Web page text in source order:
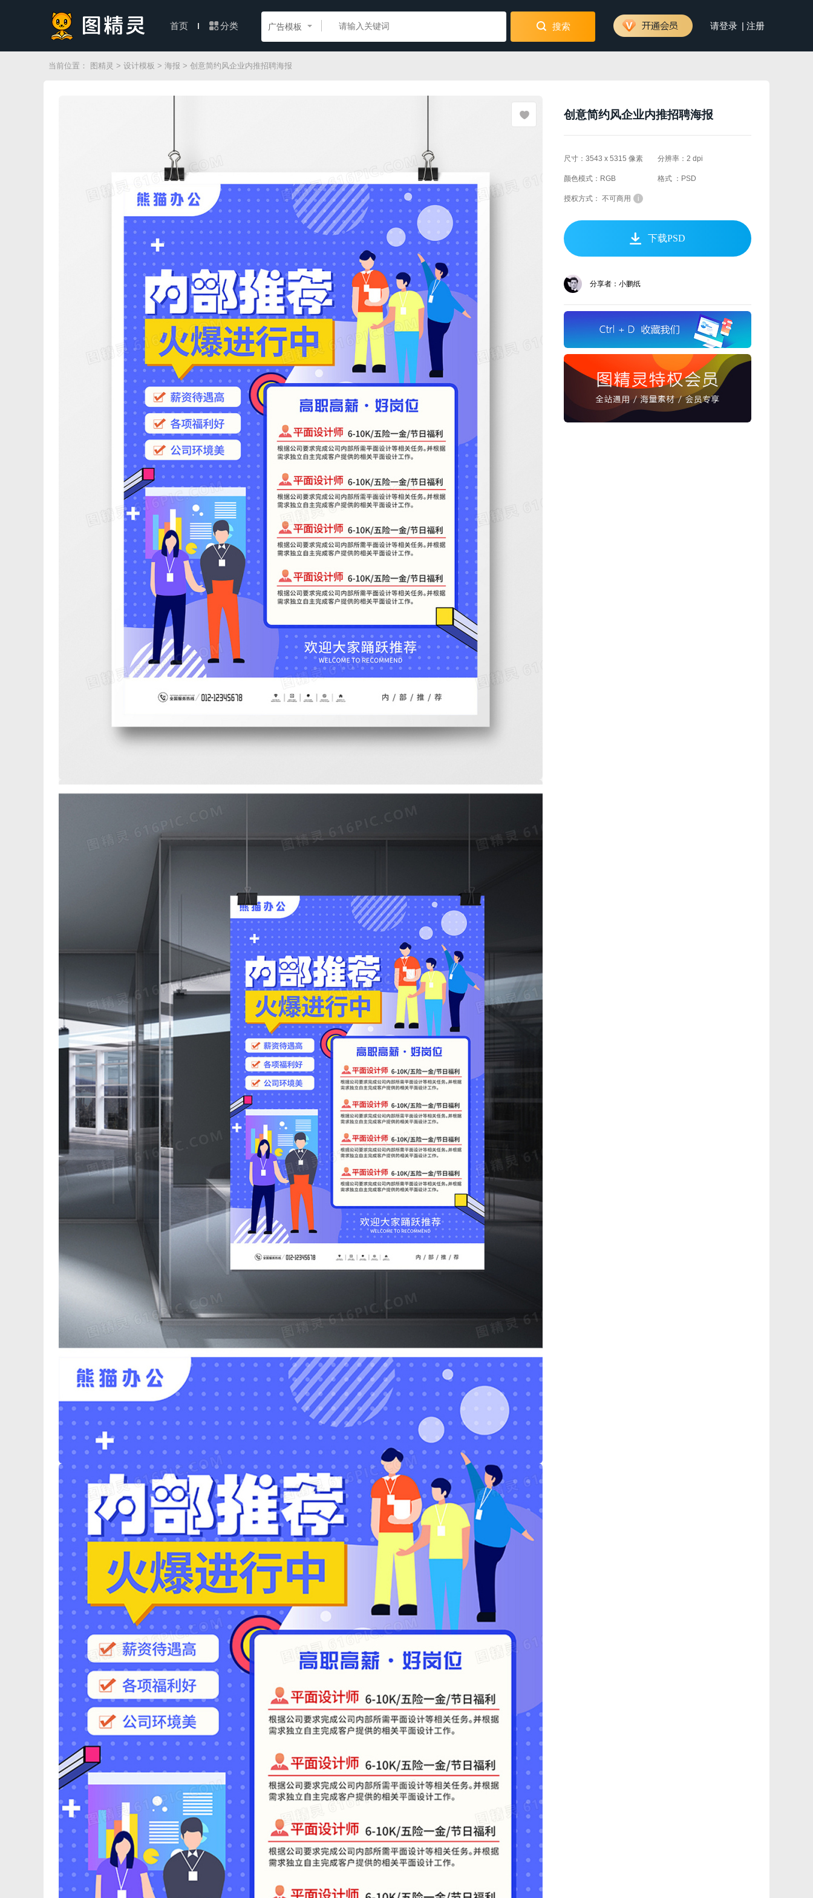
首页 分类 广告模板 搜索 请登录 | 注册
当前位置： 图精灵 > 设计模板 > 海报 > 创意简约风企业内推招聘海报
创意简约风企业内推招聘海报
尺寸：3543 x 5315 像素 分辨率：2 dpi
颜色模式：RGB 格式 ：PSD
授权方式： 不可商用 i
下载PSD
分享者：小鹏纸